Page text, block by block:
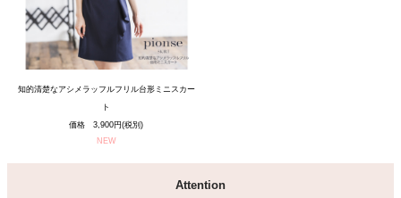
知的清楚なアシメラッフルフリル台形ミニスカー
ト
価格 3,900円(税別)
NEW
Attention